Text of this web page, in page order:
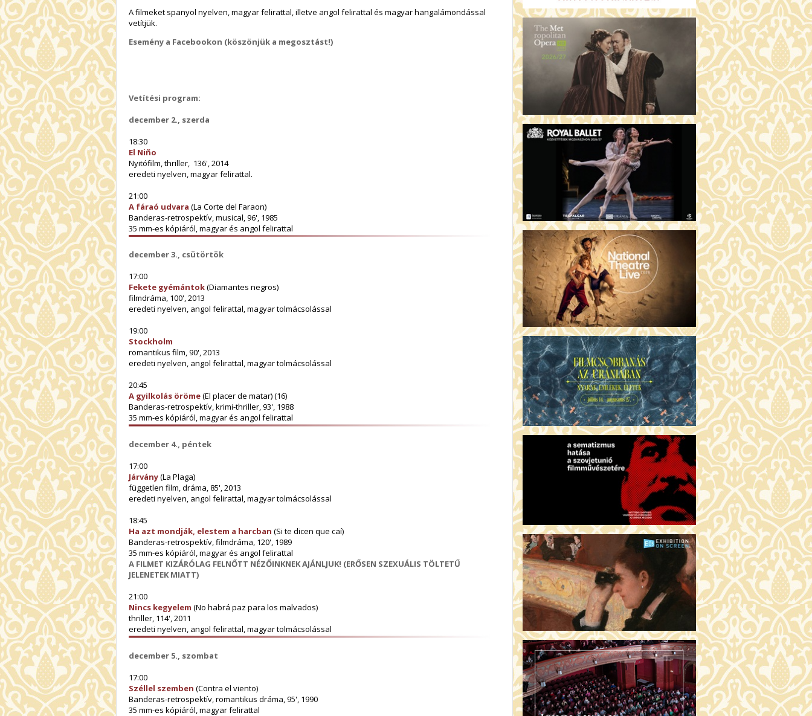
A filmeket spanyol nyelven, magyar felirattal, illetve angol felirattal és magyar hangalámondással
vetítjük.
Esemény a Facebookon (köszönjük a megosztást!)
Vetítési program:
december 2., szerda
18:30
El Niño
Nyitófilm, thriller, 136', 2014
eredeti nyelven, magyar felirattal.
21:00
A fáraó udvara (La Corte del Faraon)
Banderas-retrospektív, musical, 96', 1985
35 mm-es kópiáról, magyar és angol felirattal
december 3., csütörtök
17:00
Fekete gyémántok(Diamantes negros)
filmdráma, 100', 2013
eredeti nyelven, angol felirattal, magyar tolmácsolással
19:00
Stockholm
romantikus film, 90', 2013
eredeti nyelven, angol felirattal, magyar tolmácsolással
20:45
A gyilkolás öröme(El placer de matar) (16)
Banderas-retrospektív, krimi-thriller, 93', 1988
35 mm-es kópiáról, magyar és angol felirattal
december 4., péntek
17:00
Járvány(La Plaga)
független film, dráma, 85', 2013
eredeti nyelven, angol felirattal, magyar tolmácsolással
18:45
Ha azt mondják, elestem a harcban (Si te dicen que caí)
Banderas-retrospektív, filmdráma, 120', 1989
35 mm-es kópiáról, magyar és angol felirattal
A FILMET KIZÁRÓLAG FELNŐTT NÉZŐINKNEK AJÁNLJUK! (ERŐSEN SZEXUÁLIS TÖLTETŰ
JELENETEK MIATT)
21:00
Nincs kegyelem (No habrá paz para los malvados)
thriller, 114', 2011
eredeti nyelven, angol felirattal, magyar tolmácsolással
december 5., szombat
17:00
Széllel szemben (Contra el viento)
Banderas-retrospektív, romantikus dráma, 95', 1990
35 mm-es kópiáról, magyar felirattal
JEGYVÁSÁRLÁS
19:00 Fábri terem
AZ ÖRDÖG PRADÁT VISEL 2. (12)
19:00 Csortos terem
ÁDÁM ALMÁI (16)
JEGYVÁSÁRLÁS
19:00 Törőcsik Mari terem
HOGYAN TUDNÉK ÉLNI
NÉLKÜLED? (12)
JEGYVÁSÁRLÁS
19:00 Díszterem
ODÜSSZEIA (16)